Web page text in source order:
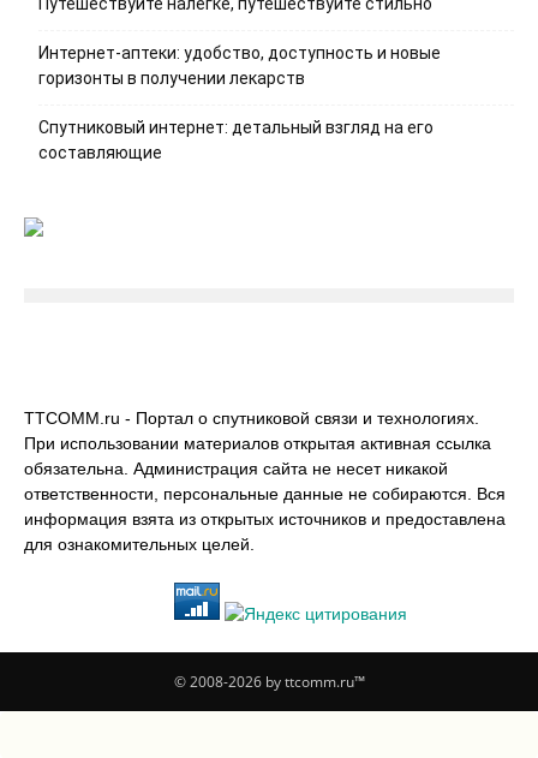
Интернет-аптеки: удобство, доступность и новые
горизонты в получении лекарств
Спутниковый интернет: детальный взгляд на его
составляющие
TTCOMM.ru - Портал о спутниковой связи и технологиях.
При использовании материалов открытая активная ссылка
обязательна. Администрация сайта не несет никакой
ответственности, персональные данные не собираются. Вся
информация взята из открытых источников и предоставлена
для ознакомительных целей.
© 2008-2026 by ttcomm.ru™